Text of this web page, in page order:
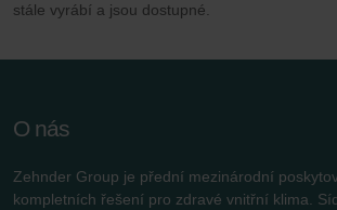
Zehnder Polska Sp. z o.o.: Oświadczenie o
stále vyrábí a jsou dostupné.
O nás
Zehnder Group je přední mezinárodní
kompletních řešení pro zdravé vnitřní klima.